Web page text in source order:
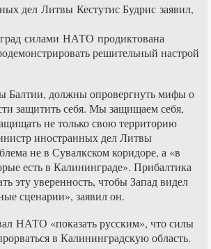
дел Литвы Кестутис Будрис заявил,
силами НАТО продиктована
решительный настрой
Балтии, должны опровергнуть мифы о
защитить себя. Мы защищаем себя,
не только свою территорию
иностранных дел Литвы
не в Сувалкском коридоре, а «в
есть в Калининграде». Прибалтика
эту уверенность, чтобы Запад видел
сценарии», заявил он.
НАТО «показать русским», что силы
в Калининградскую область.